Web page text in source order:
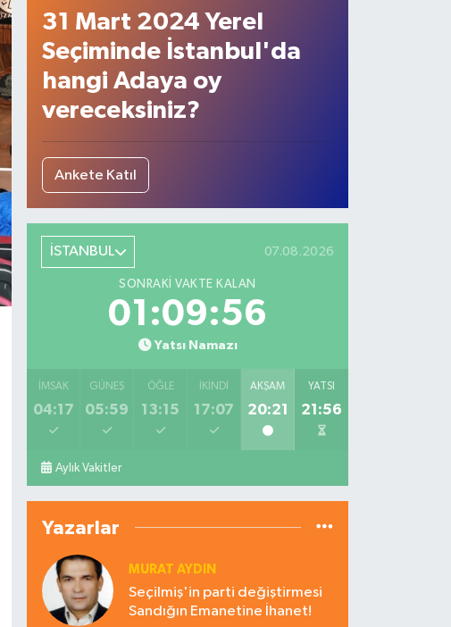
31 Mart 2024 Yerel
Seçiminde İstanbul'da
hangi Adaya oy
vereceksiniz?
Ankete Katıl
İSTANBUL 07.08.2026
SONRAKI VAKTE KALAN
01:09:55
Yatsı Namazı
İMSAK
04:17
GÜNEŞ
05:59
ÖĞLE
13:15
İKINDI
17:07
AKŞAM
20:21
YATSI
21:56
Aylık Vakitler
Yazarlar
MURAT AYDIN
Seçilmiş'in parti değiştirmesi
Sandığın Emanetine İhanet!